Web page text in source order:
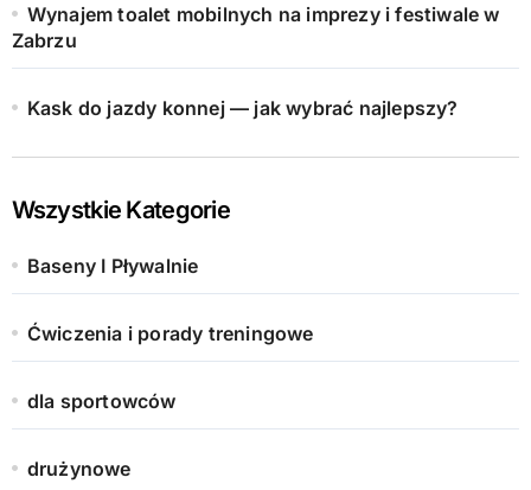
Wynajem toalet mobilnych na imprezy i festiwale w
Zabrzu
Kask do jazdy konnej — jak wybrać najlepszy?
Wszystkie Kategorie
Baseny I Pływalnie
Ćwiczenia i porady treningowe
dla sportowców
drużynowe